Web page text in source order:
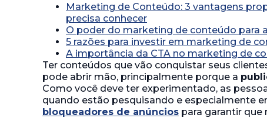
Marketing de Conteúdo: 3 vantagens
precisa conhecer
O poder do marketing de conteúdo para
5 razões para investir em marketing de
A importância da CTA no marketing de
Ter conteúdos que vão conquistar seus
pode abrir mão, principalmente porque a
Como você deve ter experimentado, as
quando estão pesquisando e especialmente
bloqueadores de anúncios para garantir que